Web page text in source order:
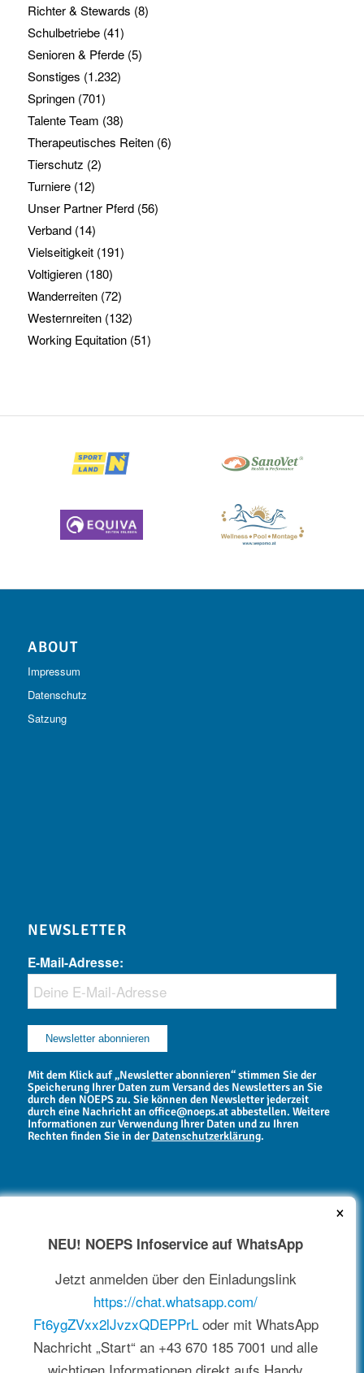
Richter & Stewards (8)
Schulbetriebe(41)
Senioren & Pferde(5)
Sonstiges (1.232)
Springen(701)
Talente Team (38)
Therapeutisches Reiten(6)
Tierschutz (2)
Turniere(12)
Unser Partner Pferd(56)
Verband(14)
Vielseitigkeit(191)
Voltigieren(180)
Wanderreiten(72)
Westernreiten(132)
Working Equitation(51)
ABOUT
Impressum
Datenschutz
Satzung
NEWSLETTER
E-Mail-Adresse:
Mit dem Klick auf „Newsletter abonnieren“ stimmen Sie der
Speicherung Ihrer Daten zum Versand des Newsletters an Sie
durch den NOEPS zu. Sie können den Newsletter jederzeit
durch eine Nachricht an office@noeps.at abbestellen. Weitere
Informationen zur Verwendung Ihrer Daten und zu Ihren
Rechten finden Sie in derDatenschutzerklärung.
NEWSARCHIV
×
NEU! NOEPS Infoservice auf WhatsApp
Jetzt anmelden über den Einladungslink
https://chat.whatsapp.com/
Ft6ygZVxx2lJvzxQDEPPrLoder mit WhatsApp
Nachricht „Start“ an +43 670 185 7001 und alle